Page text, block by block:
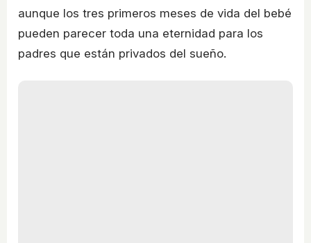
aunque los tres primeros meses de vida del bebé
pueden parecer toda una eternidad para los
padres que están privados del sueño.